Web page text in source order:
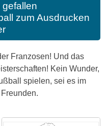
zum Ausdrucken
Franzosen! Und das
Kein Wunder,
spielen, sei es im